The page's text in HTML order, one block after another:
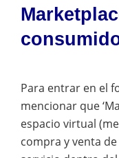
Para entrar en el
mencionar que
espacio virtual
compra y venta